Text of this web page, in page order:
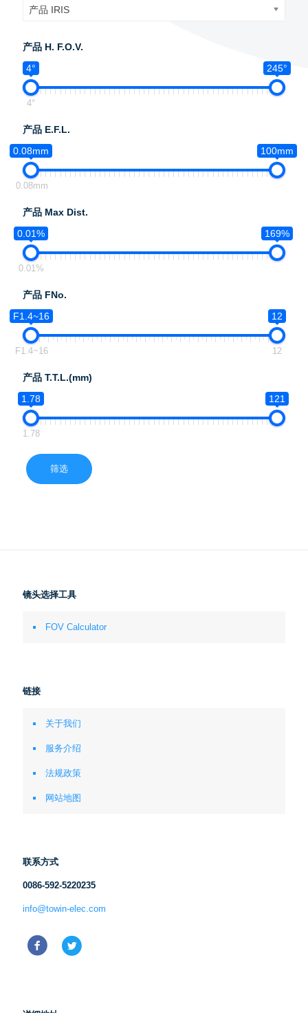
产品 IRIS
产品 H. F.O.V.
4°
245°
4°
产品 E.F.L.
0.08mm
100mm
0.08mm
产品 Max Dist.
0.01%
169%
0.01%
产品 FNo.
F1.4~16
12
F1.4~16 12
产品 T.T.L.(mm)
1.78
121
1.78
筛选
镜头选择工具
FOV Calculator
链接
关于我们
服务介绍
法规政策
网站地图
联系方式
0086-592-5220235
info@towin-elec.com